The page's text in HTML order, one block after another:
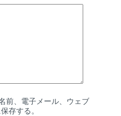
前、電子メール、ウェブ
存する。